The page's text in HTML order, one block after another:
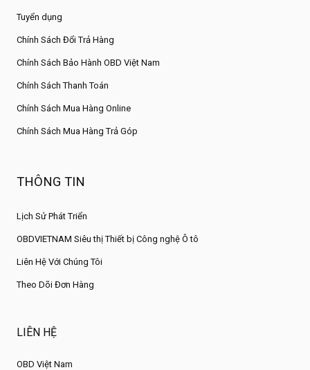
Tuyển dụng
Chính Sách Đổi Trả Hàng
Chính Sách Bảo Hành OBD Việt Nam
Chính Sách Thanh Toán
Chính Sách Mua Hàng Online
Chính Sách Mua Hàng Trả Góp
THÔNG TIN
Lịch Sử Phát Triển
OBDVIETNAM Siêu thị Thiết bị Công nghệ Ô tô
Liên Hệ Với Chúng Tôi
Theo Dõi Đơn Hàng
LIÊN HỆ
OBD Việt Nam